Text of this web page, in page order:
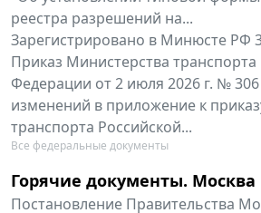
реестра разрешений на...
Зарегистрировано в Минюсте РФ 3
Приказ Министерства транспорта
Федерации от 2 июля 2026 г. №
изменений в приложение к
транспорта Российской...
Все федеральные документы
Горячие документы. Москва
Постановление Правительства